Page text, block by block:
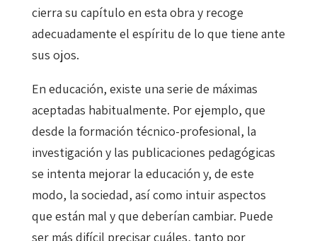
cierra su capítulo en esta obra y recoge
adecuadamente el espíritu de lo que tiene ante
sus ojos.
En educación, existe una serie de máximas
aceptadas habitualmente. Por ejemplo, que
desde la formación técnico-profesional, la
investigación y las publicaciones pedagógicas
se intenta mejorar la educación y, de este
modo, la sociedad, así como intuir aspectos
que están mal y que deberían cambiar. Puede
ser más difícil precisar cuáles, tanto por